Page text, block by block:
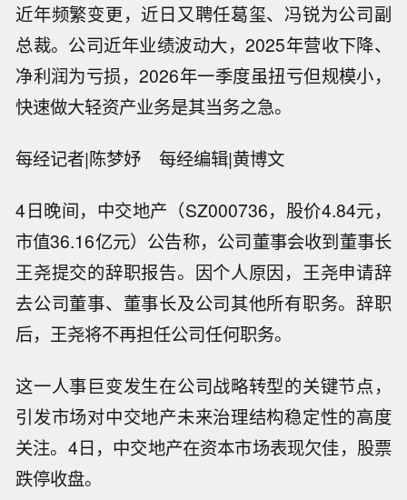
近年频繁变更，近日又聘任葛玺、冯锐为公司副
总裁。公司近年业绩波动大，2025年营收下降、
净利润为亏损，2026年一季度虽扭亏但规模小，
快速做大轻资产业务是其当务之急。
每经记者|陈梦妤 每经编辑|黄博文
4日晚间，中交地产（SZ000736，股价4.84元，
市值36.16亿元）公告称，公司董事会收到董事长
王尧提交的辞职报告。因个人原因，王尧申请辞
去公司董事、董事长及公司其他所有职务。辞职
后，王尧将不再担任公司任何职务。
这一人事巨变发生在公司战略转型的关键节点，
引发市场对中交地产未来治理结构稳定性的高度
关注。4日，中交地产在资本市场表现欠佳，股票
跌停收盘。